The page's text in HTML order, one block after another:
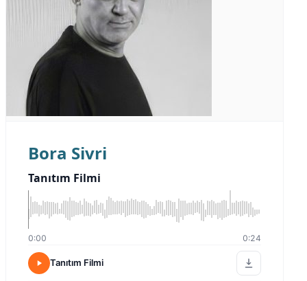
Bora Sivri
Tanıtım Filmi
0:00 0:24
Tanıtım Filmi